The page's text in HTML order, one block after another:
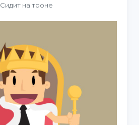
Сидит на троне